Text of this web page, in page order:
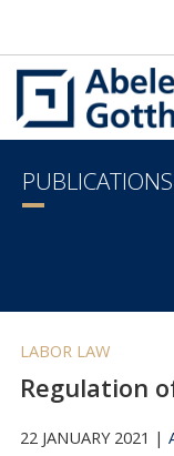
PUBLICATIONS
LABOR LAW
Regulation
22 JANUARY 2021 |